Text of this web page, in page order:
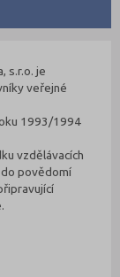
s.r.o. je
veřejné
1993/1994
vzdělávacích
povědomí